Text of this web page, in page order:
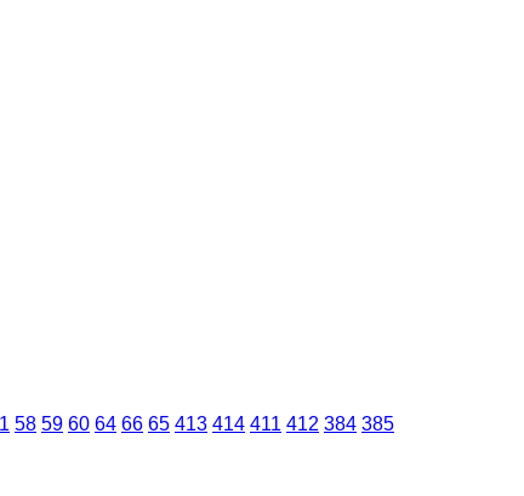
58 59 60 64 66 65 413 414 411 412 384 385